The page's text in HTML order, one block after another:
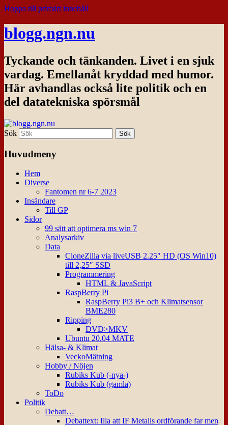
Hoppa till primärt innehåll
blogg.ngn.nu
Tyckande och tänkanden. Livet i en sjuk
vardag. Emellanåt kryddad med humor.
Här avhandlas också lite politik och en
del datatekniska spörsmål
Sök
Huvudmeny
Hem
Diverse
Fantomen nr 6-7 2023
Insändare
Till GP
Sidor
99 sätt att optimera ms win 7
Analysarkiv
Data
CloneZilla via liveUSB 2.25″ HD (OS Win10)
till 2,25″ SSD
Programmering
HTML & JavaScript
RaspBerry Pi
RaspBerry Pi3 B+ och Klimatsensor
BME280
Ripping
DVD>MKV
Ubuntu 20.04 MATE
Hälsa- & Klimat
VeckoMätning
Hobby / Nöjen
Rubiks Kub (-nya-)
Rubiks Kub (gamla)
ToDo
Politik
Debatt…
Debattext: Illa att IF Metalls ordförande far men